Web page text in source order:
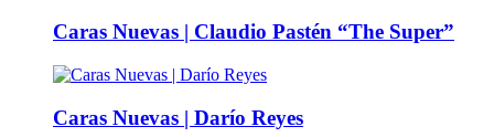
Caras Nuevas | Claudio Pastén “The Super”
Caras Nuevas | Darío Reyes